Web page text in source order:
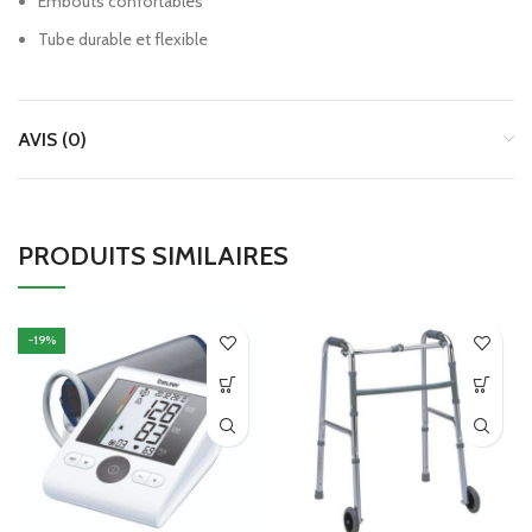
Tube durable et flexible
AVIS (0)
PRODUITS SIMILAIRES
-19%